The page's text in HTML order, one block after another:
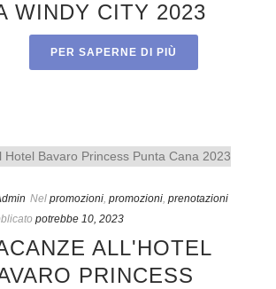
WINDY CITY 2023
PER SAPERNE DI PIÙ
Nel promozioni promozioni prenotazioni
potrebbe 10, 2023
ALL'HOTEL
PRINCESS